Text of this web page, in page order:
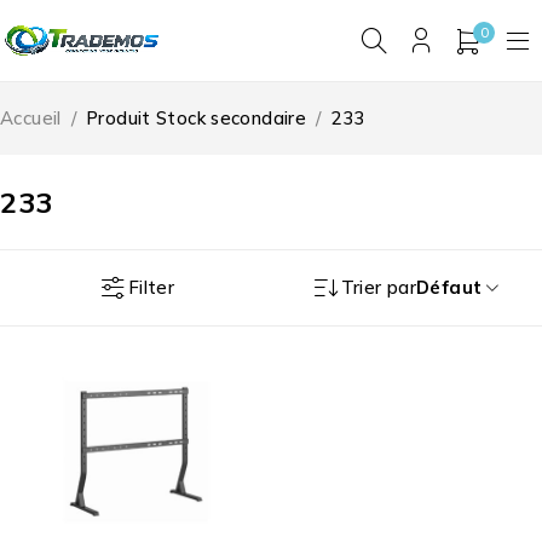
0
233
Accueil / Produit Stock secondaire / 233
Filter Trier parDéfaut